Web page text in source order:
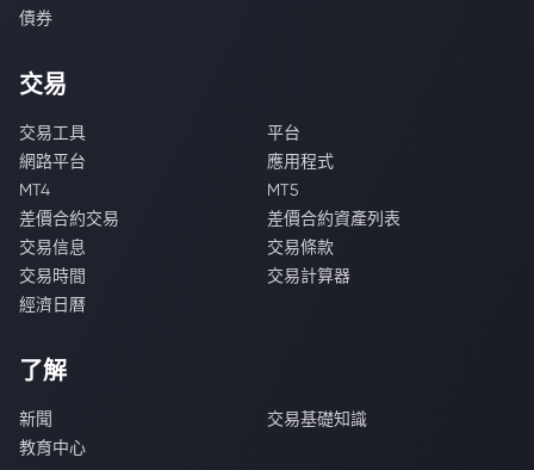
債券
交易
交易工具
平台
網路平台
應用程式
MT4
MT5
差價合約交易
差價合約資產列表
交易信息
交易條款
交易時間
交易計算器
經濟日曆
了解
新聞
交易基礎知識
教育中心